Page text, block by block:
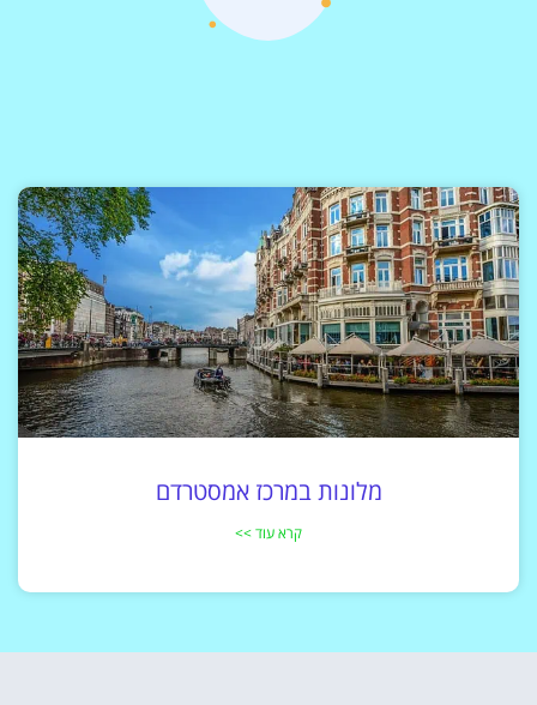
מלונות במרכז אמסטרדם
קרא עוד >>